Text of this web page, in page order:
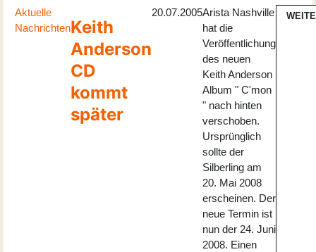
Aktuelle
NachrichtenKeith
Anderson
CD
kommt
später
20.07.2005Arista Nashville
hat die
Veröffentlichung
des neuen
Keith Anderson
Album " C'mon
" nach hinten
verschoben.
Ursprünglich
sollte der
Silberling am
20. Mai 2008
erscheinen. Der
neue Termin ist
nun der 24. Juni
2008. Einen